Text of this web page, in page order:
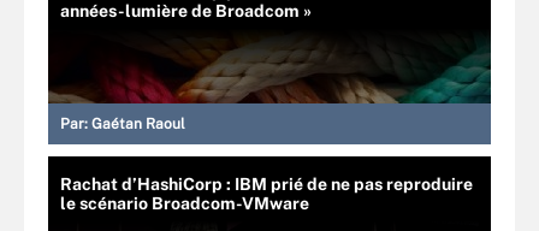
années-lumière de Broadcom »
Par: Gaétan Raoul
Rachat d’HashiCorp : IBM prié de ne pas reproduire
le scénario Broadcom-VMware